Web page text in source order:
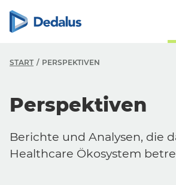
START PERSPEKTIVEN
Perspektiven
Berichte und Analysen, die
Healthcare Ökosystem